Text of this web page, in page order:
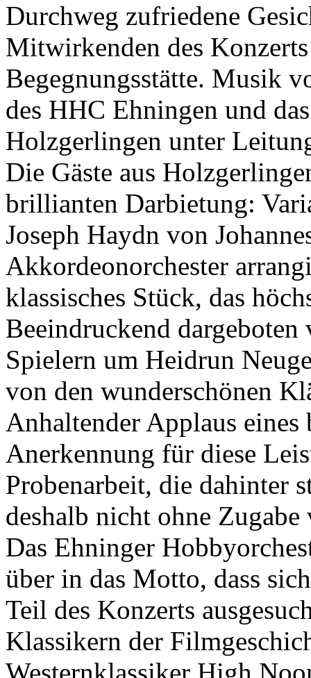
Durchweg zufriedene
Mitwirkenden des
Begegnungsstätte. Musik
des HHC Ehningen und
Holzgerlingen unter
Die Gäste aus
brillianten Darbietung:
Joseph Haydn von
Akkordeonorchester
klassisches Stück, das
Beeindruckend
Spielern um Heidrun
von den wunderschönen
Anhaltender Applaus
Anerkennung für diese
Probenarbeit, die dahinter
deshalb nicht ohne
Das Ehninger
über in das Motto, dass
Teil des Konzerts
Klassikern der